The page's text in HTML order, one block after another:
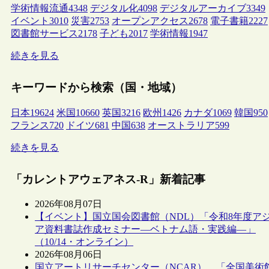
学術情報流通4348 デジタル化4098 デジタルアーカイブ3349
イベント 3010 災害2753 オープンアクセス2678 電子書籍2227
図書館サービス2178 子ども2017 学術情報1947
続きを見る
キーワードから検索（国・地域）
日本19624 米国 10660 英国3216 欧州 1426 カナダ1069 韓国950
フランス720 ドイツ681 中国638 オーストラリア599
続きを見る
「カレントアウェアネス-R」新着記事
2026年08月07日
【イベント】国立国会図書館（NDL）「令和8年度ア
ア資料書誌作成セミナー―ベトナム語・実践編―」
（10/14・オンライン）
2026年08月06日